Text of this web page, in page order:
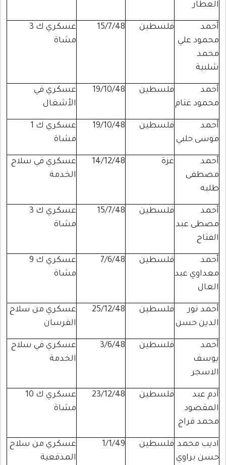
العطار
أحمد
محمود علي
محمد
شلبية
فلسطين 15/7/48
عسكري ك 3
مشاة
أحمد
محمود غنام
فلسطين 19/10/48
عسكري في
الأشغال
أحمد
موسى حلبي
فلسطين 19/10/48
عسكري ك 1
مشاة
أحمد
مصطفى
طلبه
غزة 14/12/48
عسكري في سلاح
الخدمة
أحمد
مصطى عبد
الفتاح
فلسطين 15/7/48
عسكري ك 3
مشاة
أحمد
معداوي عبد
العال
فلسطين 7/6/48
عسكري ك 9
مشاة
أحمد نور
الدين حسن
فلسطين 25/12/48
عسكري من سلاح
الفرسان
أحمد
يوسف
الاسجر
فلسطين 3/6/48
عسكري في سلاح
الخدمة
آدم عبد
المقصود
محمد فراج
فلسطين 23/12/48
عسكري ك 10
مشاة
اديب محمد
حسن براوي
فلسطين 1/1/49
عسكري من سلاح
المدفعية